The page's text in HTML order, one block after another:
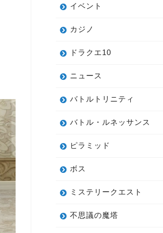
イベント
カジノ
ドラクエ10
ニュース
バトルトリニティ
バトル・ルネッサンス
ピラミッド
ボス
ミステリークエスト
不思議の魔塔